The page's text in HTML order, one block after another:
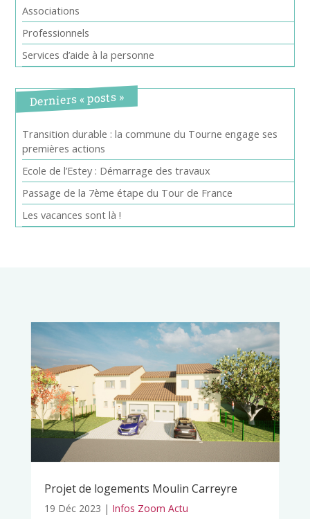
Associations
Professionnels
Services d’aide à la personne
Derniers « posts »
Transition durable : la commune du Tourne engage ses
premières actions
Ecole de l’Estey : Démarrage des travaux
Passage de la 7ème étape du Tour de France
Les vacances sont là !
Projet de logements Moulin Carreyre
19 Déc 2023 | Infos Zoom Actu